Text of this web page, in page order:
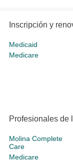
Inscripción y
Medicaid
Medicare
Profesionales de
Molina Complete
Care
Medicare